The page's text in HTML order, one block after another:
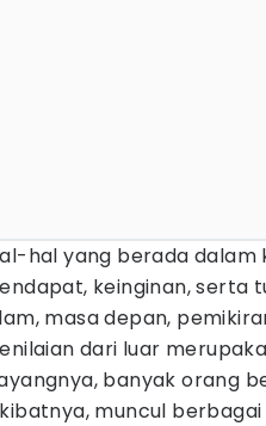
hal yang berada dalam
keinginan, serta
masa depan,
dari luar
banyak orang
muncul